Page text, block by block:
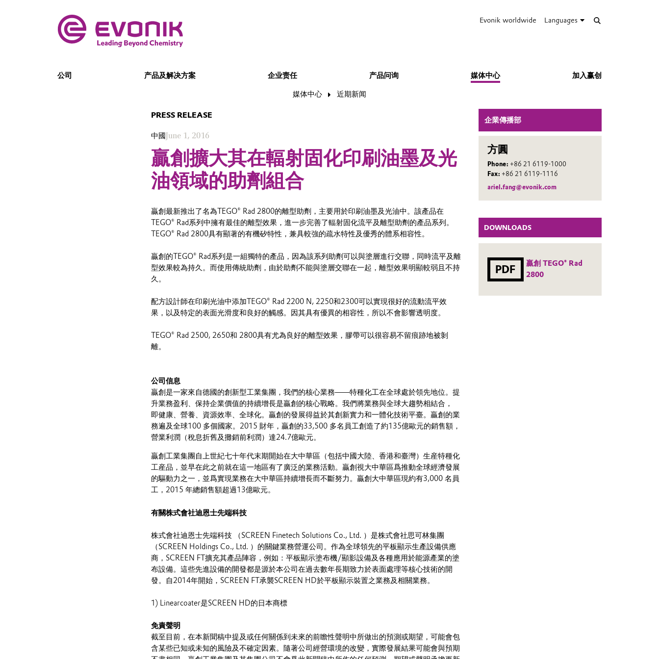
Evonik worldwide Languages
公司 产品及解决方案 企业责任 产品问询 媒体中心 加入赢创
媒体中心 近期新闻
企業傳播部
方圓
Phone: +86 21 6119-1000
Fax: +86 21 6119-1116
ariel.fang@evonik.com
DOWNLOADS
PDF
贏創 TEGO® Rad
2800
PRESS RELEASE
中國June 1, 2016
贏創擴大其在輻射固化印刷油墨及光
油領域的助劑組合
贏創最新推出了名為TEGO® Rad 2800的離型助劑，主要用於印刷油墨及光油中。該產品在
TEGO® Rad系列中擁有最佳的離型效果，進一步完善了輻射固化流平及離型助劑的產品系列。
TEGO® Rad 2800具有顯著的有機矽特性，兼具較強的疏水特性及優秀的體系相容性。
贏創的TEGO® Rad系列是一組獨特的產品，因為該系列助劑可以與塗層進行交聯，同時流平及離
型效果較為持久。而使用傳統助劑，由於助劑不能與塗層交聯在一起，離型效果明顯較弱且不持
久。
配方設計師在印刷光油中添加TEGO® Rad 2200 N, 2250和2300可以實現很好的流動流平效
果，以及特定的表面光滑度和良好的觸感。因其具有優異的相容性，所以不會影響透明度。
TEGO® Rad 2500, 2650和 2800具有尤為良好的離型效果，膠帶可以很容易不留痕跡地被剝
離。
公司信息
贏創是一家來自德國的創新型工業集團，我們的核心業務——特種化工在全球處於領先地位。提
升業務盈利、保持企業價值的持續增長是贏創的核心戰略。我們將業務與全球大趨勢相結合，
即健康、營養、資源效率、全球化。贏創的發展得益於其創新實力和一體化技術平臺。贏創的業
務遍及全球100 多個國家。2015 財年，贏創的33,500 多名員工創造了約135億歐元的銷售額，
營業利潤（稅息折舊及攤銷前利潤）達24.7億歐元。
贏創工業集團自上世紀七十年代末期開始在大中華區（包括中國大陸、香港和臺灣）生産特種化
工産品，並早在此之前就在這一地區有了廣泛的業務活動。贏創視大中華區爲推動全球經濟發展
的驅動力之一，並爲實現業務在大中華區持續增長而不斷努力。贏創大中華區現約有3,000 名員
工，2015 年總銷售額超過13億歐元。
有關株式會社迪恩士先端科技
株式會社迪恩士先端科技 （SCREEN Finetech Solutions Co., Ltd. ）是株式會社思可林集團
（SCREEN Holdings Co., Ltd. ）的關鍵業務營運公司。作為全球領先的平板顯示生產設備供應
商，SCREEN FT擴充其產品陣容，例如：平板顯示塗布機/顯影設備及各種應用於能源產業的塗
布設備。這些先進設備的開發都是源於本公司在過去數年長期致力於表面處理等核心技術的開
發。自2014年開始，SCREEN FT承襲SCREEN HD於平板顯示裝置之業務及相關業務。
1) Linearcoater是SCREEN HD的日本商標
免責聲明
截至目前，在本新聞稿中提及或任何關係到未來的前瞻性聲明中所做出的預測或期望，可能會包
含某些已知或未知的風險及不確定因素。隨著公司經營環境的改變，實際發展結果可能會與預期